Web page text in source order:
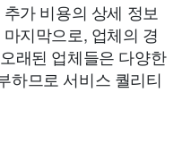
가 비용의 상세 정보
지막으로, 업체의 경
래된 업체들은 다양한
하므로 서비스 퀄리티